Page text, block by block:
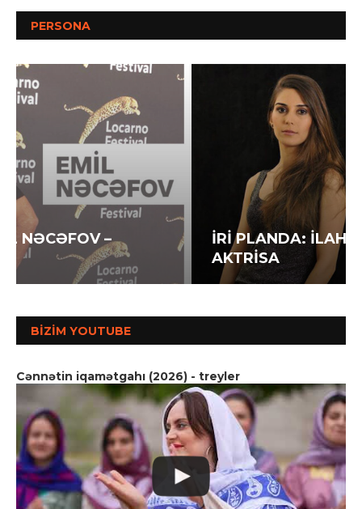
PERSONA
İRİ PLANDA: İLAHƏ HƏSƏNOVA –
AKTRİSA
BIZIM YOUTUBE
Cənnətin iqamətgahı (2026) - treyler